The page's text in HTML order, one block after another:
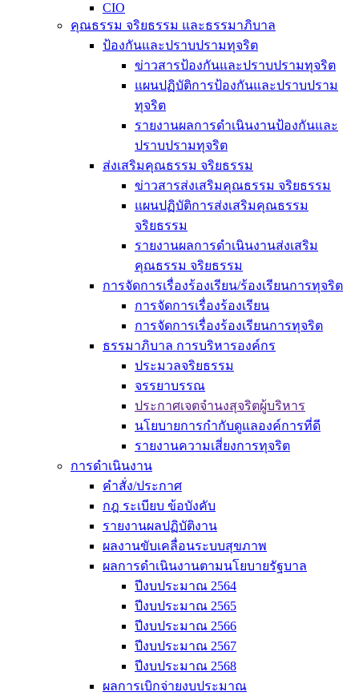
CIO
คุณธรรม จริยธรรม และธรรมาภิบาล
ป้องกันและปราบปรามทุจริต
ข่าวสารป้องกันและปราบปรามทุจริต
แผนปฏิบัติการป้องกันและปราบปราม
ทุจริต
รายงานผลการดำเนินงานป้องกันและ
ปราบปรามทุจริต
ส่งเสริมคุณธรรม จริยธรรม
ข่าวสารส่งเสริมคุณธรรม จริยธรรม
แผนปฏิบัติการส่งเสริมคุณธรรม
จริยธรรม
รายงานผลการดำเนินงานส่งเสริม
คุณธรรม จริยธรรม
การจัดการเรื่องร้องเรียน/ร้องเรียนการทุจริต
การจัดการเรื่องร้องเรียน
การจัดการเรื่องร้องเรียนการทุจริต
ธรรมาภิบาล การบริหารองค์กร
ประมวลจริยธรรม
จรรยาบรรณ
ประกาศเจตจำนงสุจริตผู้บริหาร
นโยบายการกำกับดูแลองค์การที่ดี
รายงานความเสี่ยงการทุจริต
การดำเนินงาน
คำสั่ง/ประกาศ
กฎ ระเบียบ ข้อบังคับ
รายงานผลปฏิบัติงาน
ผลงานขับเคลื่อนระบบสุขภาพ
ผลการดำเนินงานตามนโยบายรัฐบาล
ปีงบประมาณ 2564
ปีงบประมาณ 2565
ปีงบประมาณ 2566
ปีงบประมาณ 2567
ปีงบประมาณ 2568
ผลการเบิกจ่ายงบประมาณ